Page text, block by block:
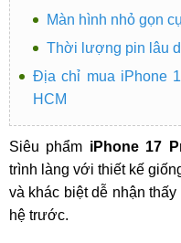
Màn hình nhỏ gọn
Thời lượng pin lâu
Địa chỉ mua iPhone
HCM
Siêu phẩm iPhone 17
trình làng với thiết kế
và khác biệt dễ nhận
hệ trước.